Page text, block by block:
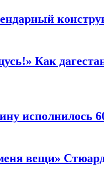
Как
исполнилось
вещи»